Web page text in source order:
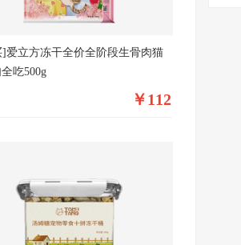
]爱立方冻干全价全阶段生骨肉猫
吃500g
￥112